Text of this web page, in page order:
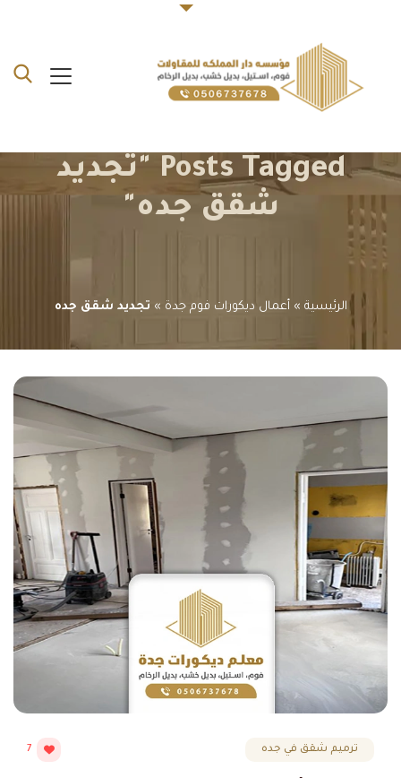
Posts Tagged "تجديد
شقق جده"
الرئيسية » أعمال ديكورات فوم جدة » تجديد شقق جده
ترميم شقق في جده 7